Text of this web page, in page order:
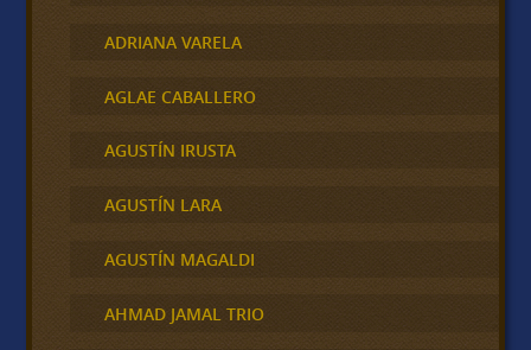
ADRIANA VARELA
AGLAE CABALLERO
AGUSTÍN IRUSTA
AGUSTÍN LARA
AGUSTÍN MAGALDI
AHMAD JAMAL TRIO